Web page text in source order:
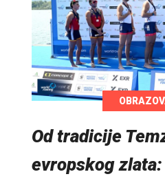
Od tradicije
evropskog